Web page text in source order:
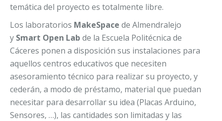
temática del proyecto es totalmente libre.
Los laboratorios MakeSpace de Almendralejo
y Smart Open Lab de la Escuela Politécnica de
Cáceres ponen a disposición sus instalaciones para
aquellos centros educativos que necesiten
asesoramiento técnico para realizar su proyecto, y
cederán, a modo de préstamo, material que puedan
necesitar para desarrollar su idea (Placas Arduino,
Sensores, …), las cantidades son limitadas y las